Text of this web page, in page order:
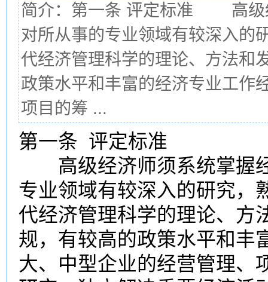
简介：第一条 评定标准 高级
对所从事的专业领域有较深入的
代经济管理科学的理论、方法和
政策水平和丰富的经济专业工作
项目的筹 ...
第一条 评定标准
高级经济师须系统掌握
专业领域有较深入的研究，
代经济管理科学的理论、方
规，有较高的政策水平和丰
大、中型企业的经营管理、